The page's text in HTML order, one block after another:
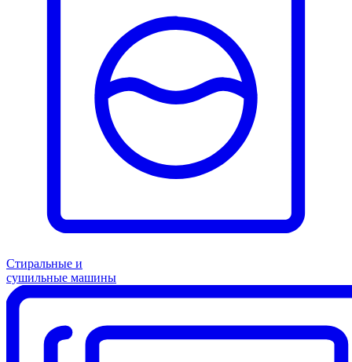
Стиральные и
сушильные машины